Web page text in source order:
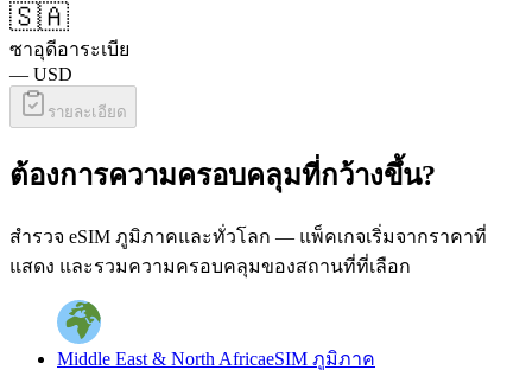
🇸🇦
ซาอุดีอาระเบีย
— USD
รายละเอียด
ต้องการความครอบคลุมที่กว้างขึ้น?
สำรวจ eSIM ภูมิภาคและทั่วโลก — แพ็คเกจเริ่มจากราคาที่
แสดง และรวมความครอบคลุมของสถานที่ที่เลือก
Middle East & North AfricaeSIM ภูมิภาค